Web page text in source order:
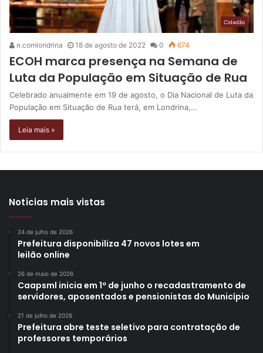
Cidadão
n.comlondrina 18 de agosto de 2022 0 674
ECOH marca presença na Semana de
Luta da População em Situação de Rua
Celebrado anualmente em 19 de agosto, o Dia Nacional de Luta da
População em Situação de Rua terá, em Londrina,…
Leia mais »
Notícias mais vistas
24 de julho de 2026
Prefeitura disponibiliza 47 novos lotes em
leilão online
26 de maio de 2026
Caapsml inicia em 1º de junho o recadastramento de
servidores, aposentados e pensionistas do Município
21 de julho de 2026
Prefeitura abre teste seletivo para contratação de
professores temporários